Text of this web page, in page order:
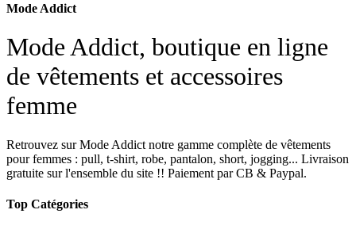
Mode Addict
Mode Addict, boutique en ligne
de vêtements et accessoires
femme
Retrouvez sur Mode Addict notre gamme complète de vêtements
pour femmes : pull, t-shirt, robe, pantalon, short, jogging... Livraison
gratuite sur l'ensemble du site !! Paiement par CB & Paypal.
Top Catégories